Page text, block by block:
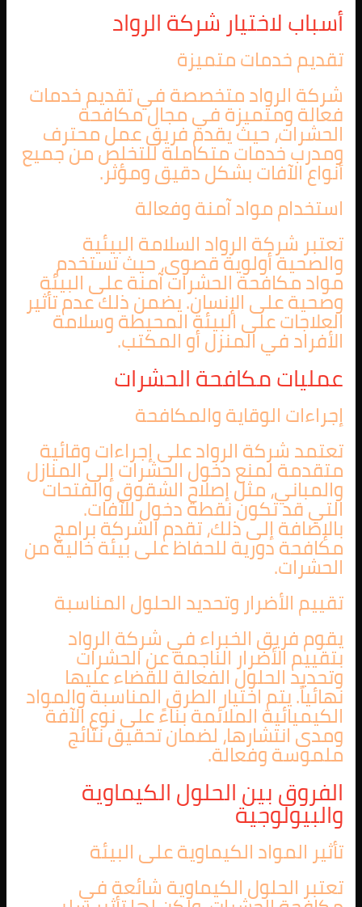
أسباب لاختيار شركة الرواد
تقديم خدمات متميزة
شركة الرواد متخصصة في تقديم خدمات
فعالة ومتميزة في مجال مكافحة
الحشرات، حيث يقدم فريق عمل محترف
ومدرب خدمات متكاملة للتخلص من جميع
أنواع الآفات بشكل دقيق ومؤثر.
استخدام مواد آمنة وفعالة
تعتبر شركة الرواد السلامة البيئية
والصحية أولوية قصوى، حيث تستخدم
مواد مكافحة الحشرات آمنة على البيئة
وصحية على الإنسان. يضمن ذلك عدم تأثير
العلاجات على البيئة المحيطة وسلامة
الأفراد في المنزل أو المكتب.
عمليات مكافحة الحشرات
إجراءات الوقاية والمكافحة
تعتمد شركة الرواد على إجراءات وقائية
متقدمة لمنع دخول الحشرات إلى المنازل
والمباني، مثل إصلاح الشقوق والفتحات
التي قد تكون نقطة دخول للآفات.
بالإضافة إلى ذلك، تقدم الشركة برامج
مكافحة دورية للحفاظ على بيئة خالية من
الحشرات.
تقييم الأضرار وتحديد الحلول المناسبة
يقوم فريق الخبراء في شركة الرواد
بتقييم الأضرار الناجمة عن الحشرات
وتحديد الحلول الفعالة للقضاء عليها
نهائياً. يتم اختيار الطرق المناسبة والمواد
الكيميائية الملائمة بناءً على نوع الآفة
ومدى انتشارها، لضمان تحقيق نتائج
ملموسة وفعالة.
الفروق بين الحلول الكيماوية
والبيولوجية
تأثير المواد الكيماوية على البيئة
تعتبر الحلول الكيماوية شائعة في